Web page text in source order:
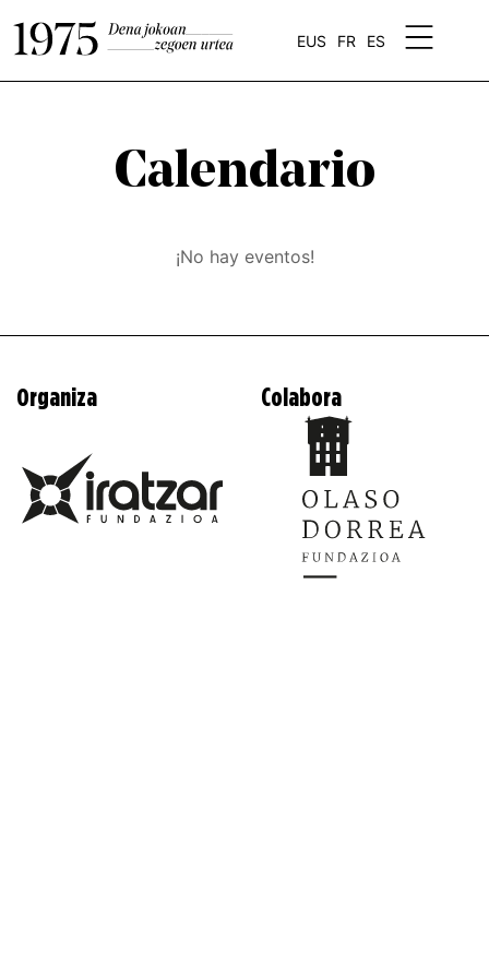
EUS FR ES
Calendario
¡No hay eventos!
Organiza Colabora